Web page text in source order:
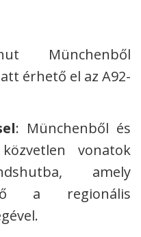
Münchenből
érhető el az A92-
: Münchenből és
vonatok
amely
a regionális